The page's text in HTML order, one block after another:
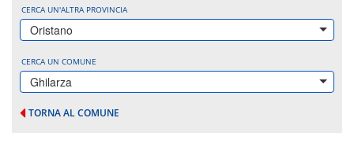
CERCA UN'ALTRA PROVINCIA
Oristano
CERCA UN COMUNE
Ghilarza
TORNA AL COMUNE